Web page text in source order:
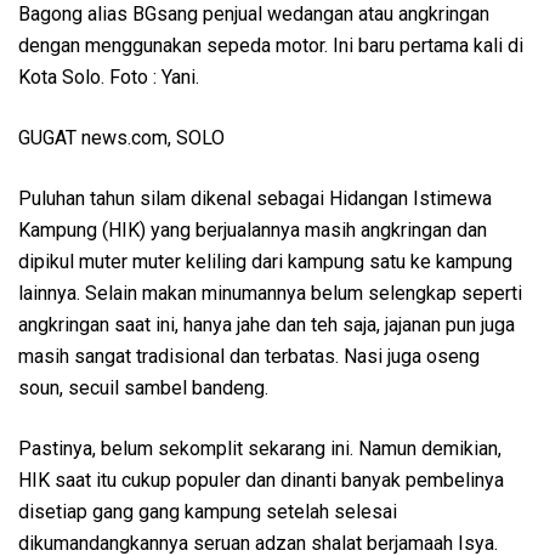
Bagong alias BGsang penjual wedangan atau angkringan
dengan menggunakan sepeda motor. Ini baru pertama kali di
Kota Solo. Foto : Yani.
GUGAT news.com, SOLO
Puluhan tahun silam dikenal sebagai Hidangan Istimewa
Kampung (HIK) yang berjualannya masih angkringan dan
dipikul muter muter keliling dari kampung satu ke kampung
lainnya. Selain makan minumannya belum selengkap seperti
angkringan saat ini, hanya jahe dan teh saja, jajanan pun juga
masih sangat tradisional dan terbatas. Nasi juga oseng
soun, secuil sambel bandeng.
Pastinya, belum sekomplit sekarang ini. Namun demikian,
HIK saat itu cukup populer dan dinanti banyak pembelinya
disetiap gang gang kampung setelah selesai
dikumandangkannya seruan adzan shalat berjamaah Isya.